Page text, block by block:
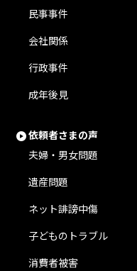
民事事件
会社関係
行政事件
成年後見
依頼者さまの声
夫婦・男女問題
遺産問題
ネット誹謗中傷
子どものトラブル
消費者被害